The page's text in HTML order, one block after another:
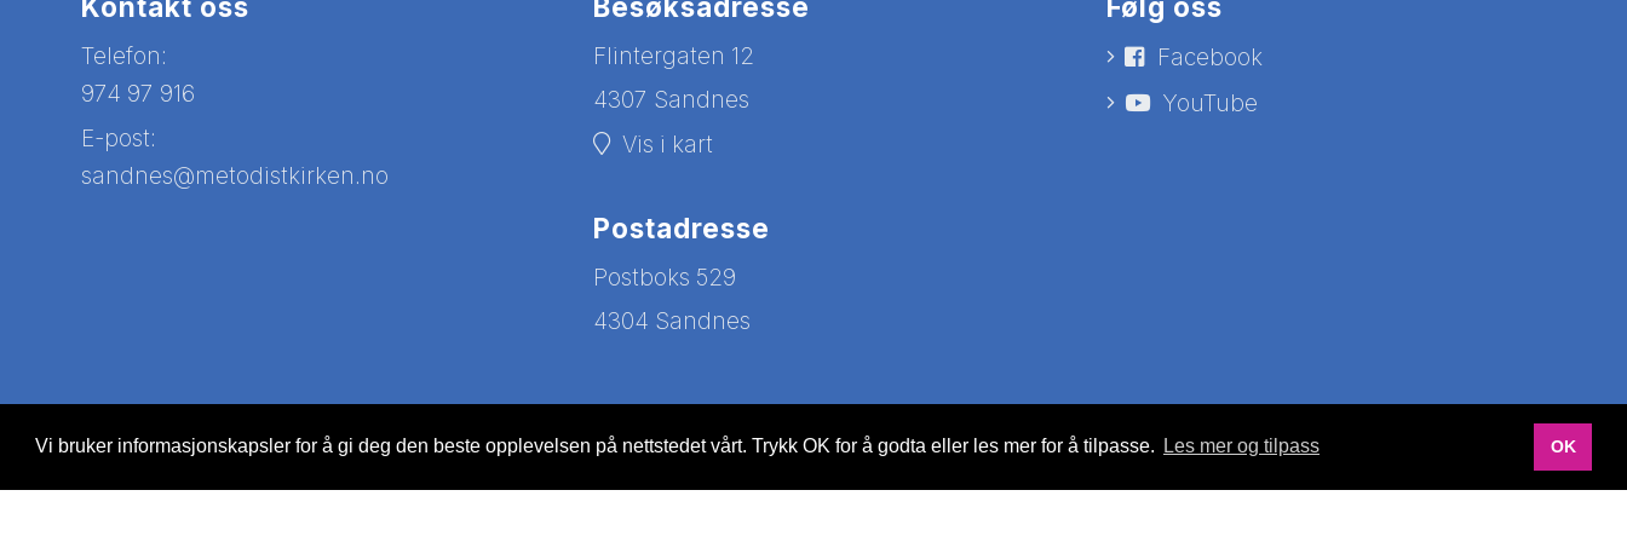
Vi bruker informasjonskapsler for å gi deg den beste opplevelsen på nettstedet vårt. Trykk OK for å godta eller les mer for å tilpasse. Les mer og tilpass OK
Kontakt oss
Telefon:
974 97 916
E-post:
sandnes@metodistkirken.no
Besøksadresse
Flintergaten 12
4307 Sandnes
Vis i kart
Postadresse
Postboks 529
4304 Sandnes
Følg oss
Facebook
YouTube